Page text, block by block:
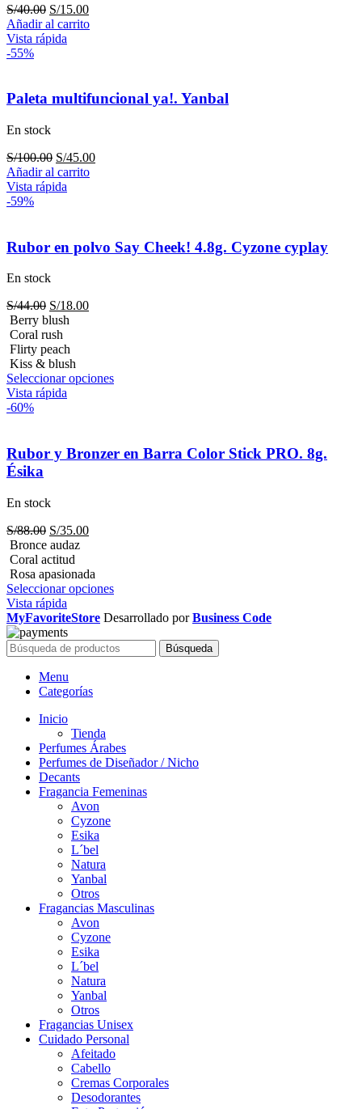
S/40.00 El
precio
original
S/15.00El
precio
Añadir al carrito
Vista rápida
-55%
Paleta multifuncional ya!. Yanbal
En stock
S/100.00 El
precio
original
S/45.00El
Añadir al carrito
Vista rápida
-59%
Rubor en polvo Say Cheek! 4.8g. Cyzone cyplay
En stock
S/44.00 El
precio
original
era:
S/44.00.
S/18.00El
Berry blush
Coral rush
Flirty peach
Kiss & blush
Seleccionar opciones
Vista rápida
-60%
Rubor y Bronzer en Barra Color Stick PRO. 8g.
Ésika
En stock
S/88.00 El
precio
original
era:
S/88.00.
S/35.00El
es:
S/35.00.
Bronce audaz
Coral actitud
Rosa apasionada
Seleccionar opciones
Vista rápida
MyFavoriteStore Desarrollado porBusiness Code
Búsqueda
Menu
Categorías
Inicio
Tienda
Perfumes Árabes
Perfumes de Diseñador / Nicho
Decants
Fragancia Femeninas
Avon
Cyzone
Esika
L´bel
Natura
Yanbal
Otros
Fragancias Masculinas
Avon
Cyzone
Esika
L´bel
Natura
Yanbal
Otros
Fragancias Unisex
Cuidado Personal
Afeitado
Cabello
Cremas Corporales
Desodorantes